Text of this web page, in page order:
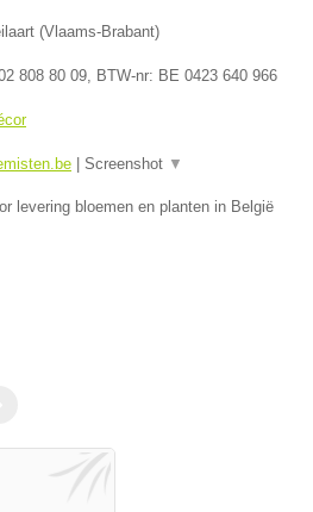
(Vlaams-Brabant)
808 80 09, BTW-nr: BE 0423 640 966
Screenshot ▼
levering bloemen en planten in België